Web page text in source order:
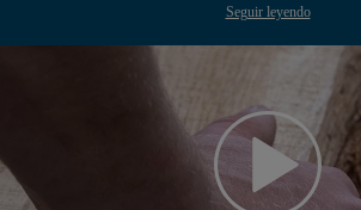
Seguir leyendo